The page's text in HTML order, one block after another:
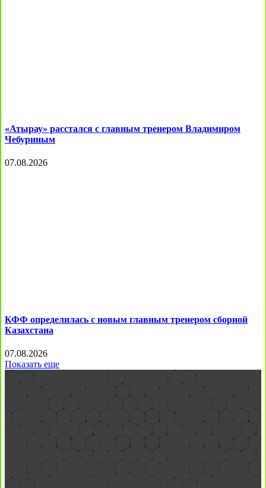
«Атырау» расстался с главным тренером Владимиром
Чебуриным
07.08.2026
КФФ определилась с новым главным тренером сборной
Казахстана
07.08.2026
Показать еще